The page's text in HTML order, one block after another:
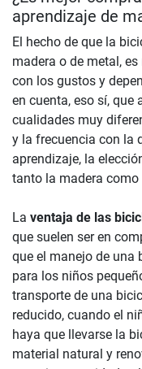
aprendizaje de
El hecho de que la
madera o de metal,
con los gustos y
en cuenta, eso sí,
cualidades muy
y la frecuencia con la
aprendizaje, la
tanto la madera como
La ventaja de las
que suelen ser en
que el manejo de una
para los niños
transporte de una
reducido, cuando el
haya que llevarse la
material natural y